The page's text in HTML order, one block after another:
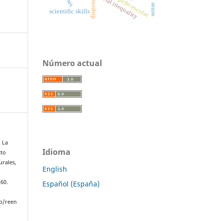
La
reen
social inequality
disposal
scientific skills sense
Número actual
Idioma
English
Español (España)